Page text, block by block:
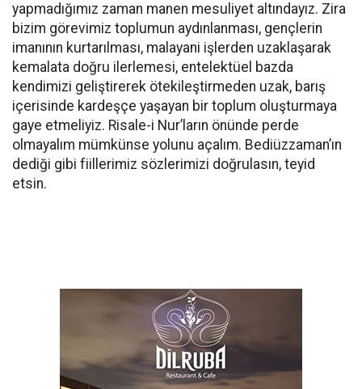
yapmadığımız zaman manen mesuliyet altındayız. Zira
bizim görevimiz toplumun aydınlanması, gençlerin
imanının kurtarılması, malayani işlerden uzaklaşarak
kemalata doğru ilerlemesi, entelektüel bazda
kendimizi geliştirerek ötekileştirmeden uzak, barış
içerisinde kardeşçe yaşayan bir toplum oluşturmaya
gaye etmeliyiz. Risale-i Nur’ların önünde perde
olmayalım mümkünse yolunu açalım. Bediüzzaman’ın
dediği gibi fiillerimiz sözlerimizi doğrulasın, teyid
etsin.